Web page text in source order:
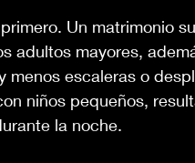
Un matrimonio
adultos mayores,
menos escaleras o
niños pequeños,
la noche.